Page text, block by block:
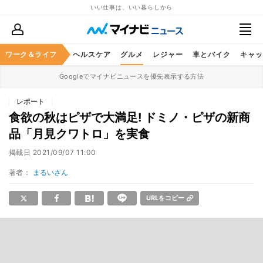
いい仕事は、いい暮らしから
ワーク＆ライフ
マネー 暮らし ヘルスケア グルメ レジャー 車とバイク キャ
Googleでマイナビニュースを優先表示する方法
レポート
食欲の秋はピザで大満足! ドミノ・ピザの新商
品「月見クワトロ」を実食
掲載日 2021/09/07 11:00
著者： まるいさん
URLをコピー